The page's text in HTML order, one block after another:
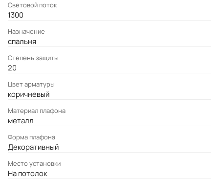
Световой поток
1300
Назначение
спальня
Степень защиты
20
Цвет арматуры
коричневый
Материал плафона
металл
Форма плафона
Декоративный
Место установки
На потолок